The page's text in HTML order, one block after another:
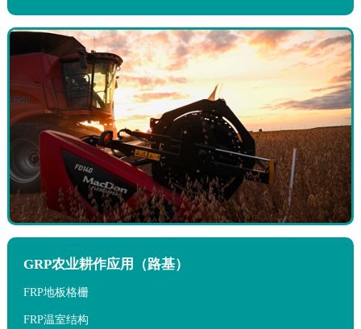
GRP农业耕作应用（路基）
FRP地板格栅
FRP温室结构